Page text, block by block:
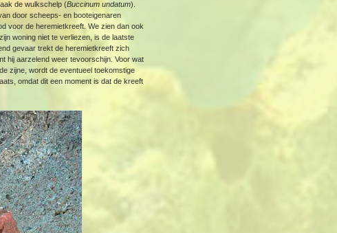
de wulkschelp (Buccinum undatum).
door scheeps- en booteigenaren
voor de heremietkreeft. We zien dan ook
woning niet te verliezen, is de laatste
gevaar trekt de heremietkreeft zich
hij aarzelend weer tevoorschijn. Voor wat
zijne, wordt de eventueel toekomstige
omdat dit een moment is dat de kreeft